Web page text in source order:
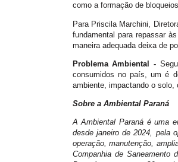
como a formação de
Para Priscila Marchini,
fundamental para repassar
maneira adequada deixa de
Problema Ambiental -
consumidos no país, um é
ambiente, impactando o solo,
Sobre a Ambiental Paraná
A Ambiental Paraná é uma
desde janeiro de 2024, pela
operação, manutenção,
Companhia de Saneamento